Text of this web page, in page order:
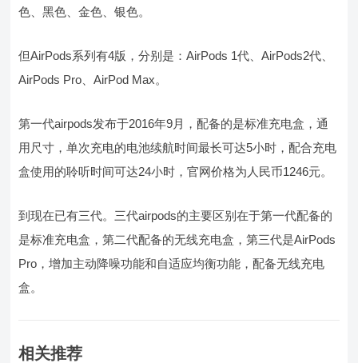
色、黑色、金色、银色。
但AirPods系列有4版，分别是：AirPods 1代、AirPods2代、
AirPods Pro、AirPod Max。
第一代airpods发布于2016年9月，配备的是标准充电盒，通
用尺寸，单次充电的电池续航时间最长可达5小时，配合充电
盒使用的聆听时间可达24小时，官网价格为人民币1246元。
到现在已有三代。三代airpods的主要区别在于第一代配备的
是标准充电盒，第二代配备的无线充电盒，第三代是AirPods
Pro，增加主动降噪功能和自适应均衡功能，配备无线充电
盒。
相关推荐